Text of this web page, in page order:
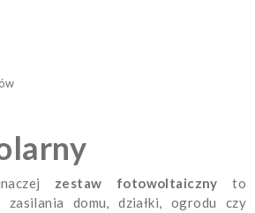
zestaw fotowoltaiczny to
zasilania domu, działki, ogrodu czy